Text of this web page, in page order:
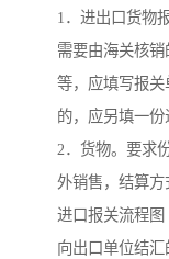
1．进出口货物
需要由海关核
等，应填写报
的，应另填一份
2．货物。要求
外销售，结算
进口报关流程图
向出口单位结汇